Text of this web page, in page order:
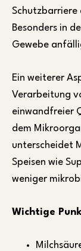
Schutzbarriere
Besonders in
Gewebe
Ein weiterer
Verarbeitung
einwandfreier
dem
unterscheidet
Speisen wie
weniger
Wichtige